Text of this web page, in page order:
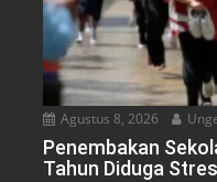
Agustus 8, 2026
Penembakan
Tahun Diduga Stres